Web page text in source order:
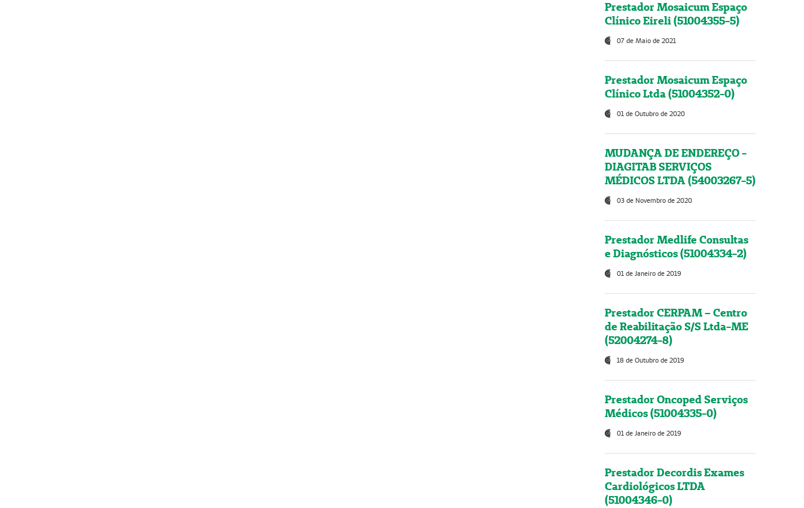
Prestador Mosaicum Espaço
Clínico Eireli (51004355-5)
07 de Maio de 2021
Prestador Mosaicum Espaço
Clínico Ltda (51004352-0)
01 de Outubro de 2020
MUDANÇA DE ENDEREÇO -
DIAGITAB SERVIÇOS
MÉDICOS LTDA (54003267-5)
03 de Novembro de 2020
Prestador Medlife Consultas
e Diagnósticos (51004334-2)
01 de Janeiro de 2019
Prestador CERPAM – Centro
de Reabilitação S/S Ltda-ME
(52004274-8)
18 de Outubro de 2019
Prestador Oncoped Serviços
Médicos (51004335-0)
01 de Janeiro de 2019
Prestador Decordis Exames
Cardiológicos LTDA
(51004346-0)